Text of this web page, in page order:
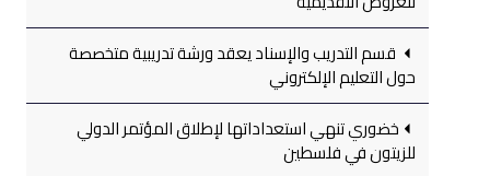
قسم التدريب والإسناد يعقد ورشة تدريبية متخصصة
حول التعليم الإلكتروني
خضوري تنهي استعداداتها لإطلاق المؤتمر الدولي
للزيتون في فلسطين